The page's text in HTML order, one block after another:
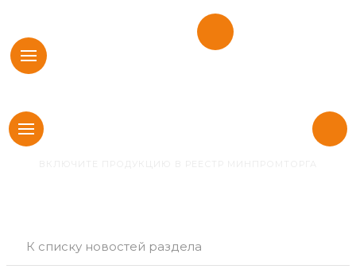
Искать:
Найти
в ПП 719
К списку новостей раздела